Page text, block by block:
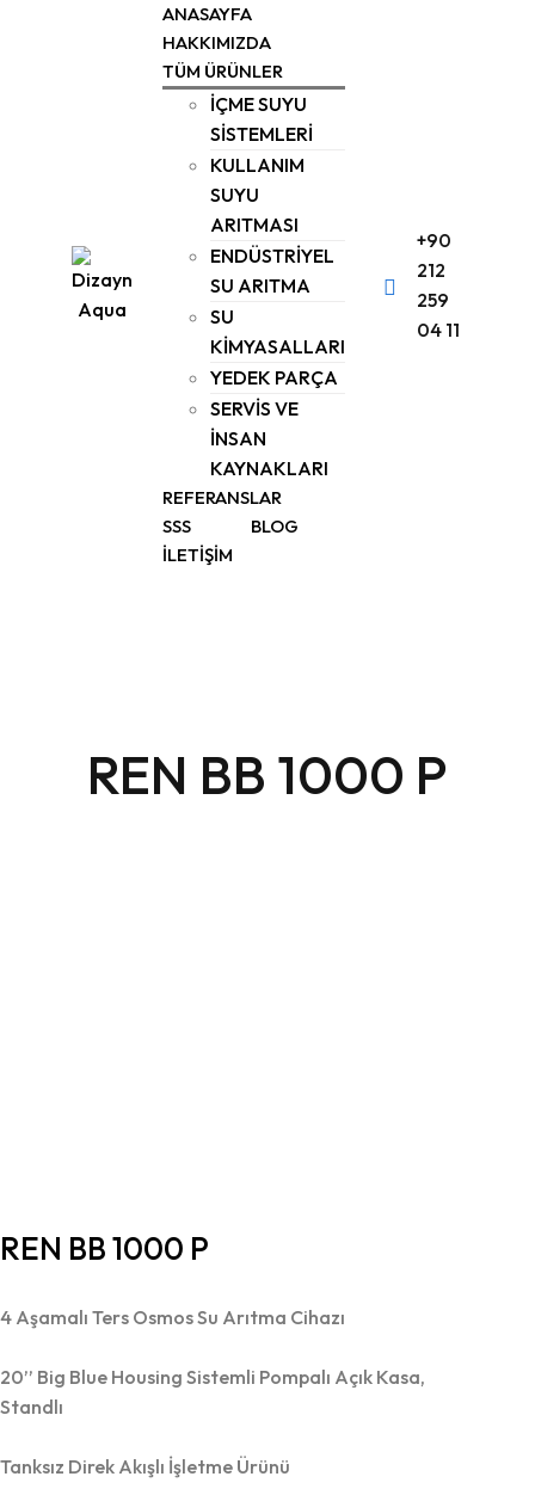
ANASAYFA
HAKKIMIZDA
TÜM ÜRÜNLER
İÇME SUYU
SİSTEMLERİ
KULLANIM
SUYU
ARITMASI
ENDÜSTRİYEL
SU ARITMA
SU
KİMYASALLARI
YEDEK PARÇA
SERVİS VE
İNSAN
KAYNAKLARI
REFERANSLAR
SSS
BLOG
İLETIŞIM
+90
212
259
04 11
REN BB 1000 P
REN BB 1000 P
4 Aşamalı Ters Osmos Su Arıtma Cihazı
20’’ Big Blue Housing Sistemli Pompalı Açık Kasa,
Standlı
Tanksız Direk Akışlı İşletme Ürünü